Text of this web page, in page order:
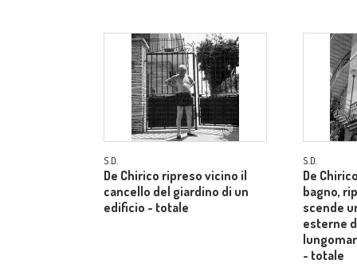
S.D.
De Chirico ripreso vicino il
cancello del giardino di un
edificio - totale
S.D.
De
bagno,
scende
esterne
- totale